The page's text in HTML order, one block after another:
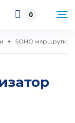
0
SOHO